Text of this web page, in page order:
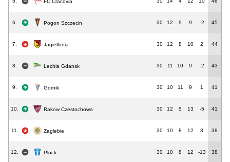
6. Pogon Szczecin 30 12 9 9 -2 45
7. Jagiellonia 30 12 8 10 2 44
8. Lechia Gdansk 30 11 10 9 -2 43
9. Gornik 30 10 11 9 1 41
10. Rakow Czestochowa 30 12 5 13 -5 41
11. Zaglebie 30 10 8 12 3 38
12. Plock 30 10 8 12 -13 38